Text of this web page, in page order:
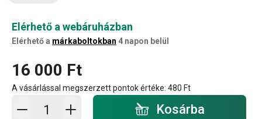
Elérhető a webáruházban
Elérhető a márkaboltokban 4 napon belül
16 000 Ft
A vásárlással megszerzett pontok értéke: 480 Ft
Kosárba - mennyiség Kosárba